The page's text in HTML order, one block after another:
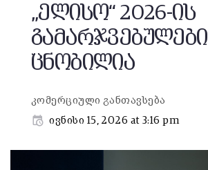
„ელისო“ 2026-ის
გამარჯვებულები
ცნობილია
კომერციული განთავსება
ივნისი 15, 2026 at 3:16 pm